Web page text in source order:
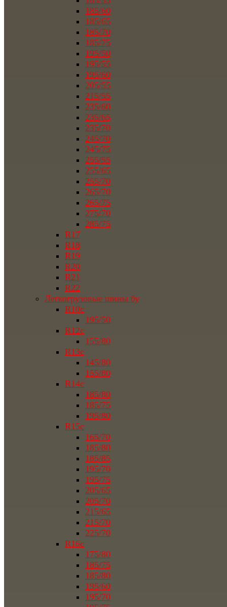
185/60
185/65
185/70
185/75
195/50
195/55
195/60
205/55
215/55
235/60
235/65
235/70
245/70
245/75
255/55
255/65
255/70
265/70
265/75
275/70
285/75
R17
R18
R19
R20
R21
R22
Легкогрузовые шины бу
R10c
195/50
R12c
155/80
R13c
145/80
155/80
R14c
185/80
185/75
195/80
R15c
165/70
185/80
185/85
195/70
195/75
205/65
205/70
215/65
215/70
225/70
R16c
175/80
185/75
185/80
195/60
195/70